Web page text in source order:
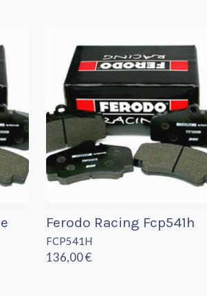
Ferodo Racing Fcp541h
FCP541H
136,00 €